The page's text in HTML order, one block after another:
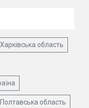
Харківська область
Полтавська область